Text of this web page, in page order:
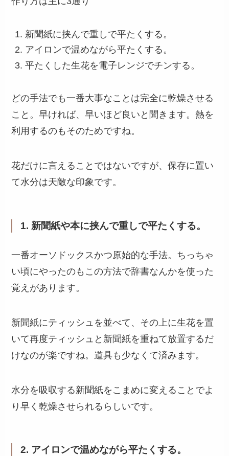
新聞紙に挟んで重しで平たくする。
アイロンで温めながら平たくする。
平たくした生花を電子レンジでチンする。
どの手法でも一番大事なことは完全に乾燥させる
こと。早ければ、早いほど良いと聞きます。熱を
利用するのもそのためですね。
花だけに言えることではないですが、保存に置い
て水分は天敵な印象です。
1. 新聞紙や本に挟んで重しで平たくする。
一番オーソドックスかつ原始的な手法。ちっちゃ
い頃にやったのもこの方法で辞書なんかを使った
覚えがあります。
新聞紙にティッシュを並べて、その上に生花を置
いて再度ティッシュと新聞紙を重ねて放置するだ
けなのが楽ですね。道具も少なくて済みます。
水分を吸収する新聞紙をこまめに変えることでよ
り早く乾燥させられるらしいです。
2. アイロンで温めながら平たくする。